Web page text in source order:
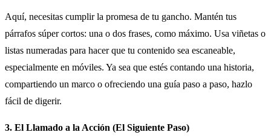
Aquí, necesitas cumplir la promesa de tu gancho. Mantén tus
párrafos súper cortos: una o dos frases, como máximo. Usa viñetas o
listas numeradas para hacer que tu contenido sea escaneable,
especialmente en móviles. Ya sea que estés contando una historia,
compartiendo un marco o ofreciendo una guía paso a paso, hazlo
fácil de digerir.
3. El Llamado a la Acción (El Siguiente Paso)